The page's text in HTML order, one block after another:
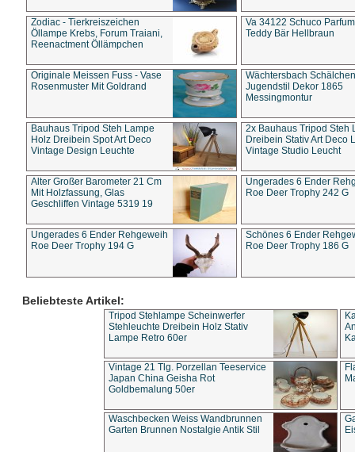
Zodiac - Tierkreiszeichen
Öllampe Krebs, Forum Traiani,
Reenactment Öllämpchen
Va 34122 Schuco
Teddy Bär Hellbraun
Originale Meissen Fuss - Vase
Rosenmuster Mit Goldrand
Wächtersbach Schälchen
Jugendstil Dekor 1865
Messingmontur
Bauhaus Tripod Steh Lampe
Holz Dreibein Spot Art Deco
Vintage Design Leuchte
2x Bauhaus Tripod Steh
Dreibein Stativ Art Deco
Vintage Studio Leucht
Alter Großer Barometer 21 Cm
Mit Holzfassung, Glas
Geschliffen Vintage 5319 19
Ungerades 6 Ender
Roe Deer Trophy 242 G
Ungerades 6 Ender Rehgeweih
Roe Deer Trophy 194 G
Schönes 6 Ender
Roe Deer Trophy 186 G
Beliebteste Artikel:
Tripod Stehlampe Scheinwerfer
Stehleuchte Dreibein Holz Stativ
Lampe Retro 60er
Vintage 21 Tlg. Porzellan Teeservice
Japan China Geisha Rot
Goldbemalung 50er
Waschbecken Weiss Wandbrunnen
Garten Brunnen Nostalgie Antik Stil